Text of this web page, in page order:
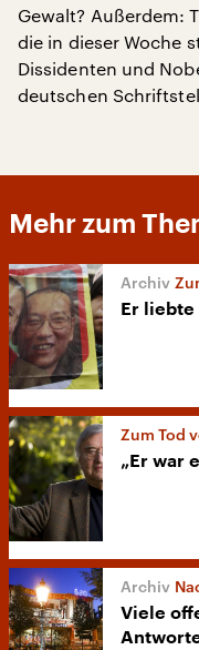
Gewalt? Außerdem:
die in dieser Woche
Dissidenten und
deutschen
Mehr zum
Er liebte
Zum Tod
„Er war
Viele